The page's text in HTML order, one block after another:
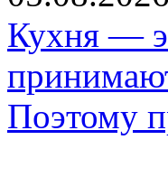
Кухня —
Поэтому